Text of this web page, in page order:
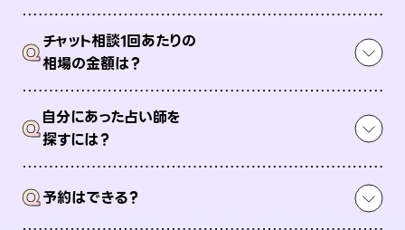
Qチャット相談1回あたりの
相場の金額は？
Q自分にあった占い師を
探すには？
Q予約はできる？